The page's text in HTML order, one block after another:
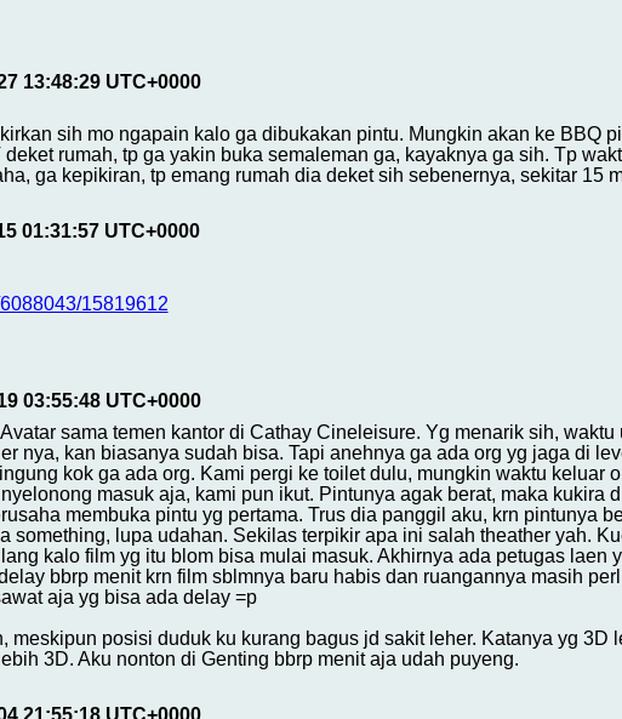
13:48:29 UTC+0000
sih mo ngapain kalo ga dibukakan pintu. Mungkin akan ke BBQ
rumah, tp ga yakin buka semaleman ga, kayaknya ga sih. Tp
ga kepikiran, tp emang rumah dia deket sih sebenernya, sekitar 15
01:31:57 UTC+0000
15819612
03:55:48 UTC+0000
sama temen kantor di Cathay Cineleisure. Yg menarik sih,
nya, kan biasanya sudah bisa. Tapi anehnya ga ada org yg jaga di
kok ga ada org. Kami pergi ke toilet dulu, mungkin waktu keluar
masuk aja, kami pun ikut. Pintunya agak berat, maka kukira
membuka pintu yg pertama. Trus dia panggil aku, krn pintunya
something, lupa udahan. Sekilas terpikir apa ini salah theather yah.
kalo film yg itu blom bisa mulai masuk. Akhirnya ada petugas laen
bbrp menit krn film sblmnya baru habis dan ruangannya masih
aja yg bisa ada delay =p
meskipun posisi duduk ku kurang bagus jd sakit leher. Katanya yg 3D
3D. Aku nonton di Genting bbrp menit aja udah puyeng.
21:55:18 UTC+0000